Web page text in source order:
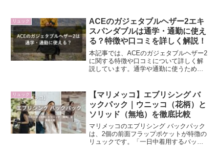
今回の記事では、AISFAビジネスリュッ
クのおすすめポイントや通勤に適した理
由、実際の口コミもあわせて簡潔にご紹
介します。
リュック
ACEのガジェタブルヘザー2エキ
スパンダブルは通学・通勤に使え
る？特徴や口コミを詳しく解説！
本記事では、ACEのガジェタブルヘザー2
に関する特徴や口コミについて詳しく解
説しています。通学や通勤に使うための
リュック
【マリメッコ】エブリシング バ
ックパック｜ウニッコ（花柄）と
ソリッド（無地）を徹底比較
マリメッコのエブリシング バックパック
は、2個の前面フラップポケットが特徴の
リュックです。「一日中着用するバッ